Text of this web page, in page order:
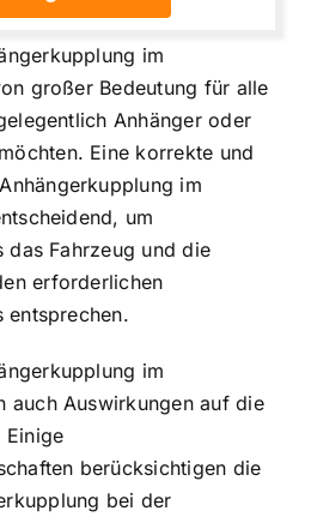
im
großer Bedeutung für alle
Anhänger oder
Eine korrekte und
im
um
das Fahrzeug und die
erforderlichen
entsprechen.
im
auch Auswirkungen auf die
Einige
berücksichtigen die
bei der